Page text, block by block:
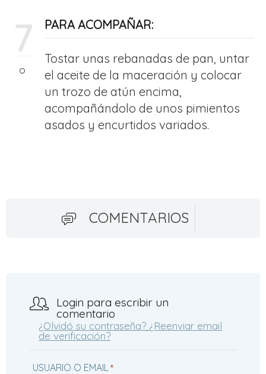
7 PARA ACOMPAÑAR:
Tostar unas rebanadas de pan, untar
el aceite de la maceración y colocar
un trozo de atún encima,
acompañándolo de unos pimientos
asados y encurtidos variados.
COMENTARIOS
Login para escribir un
comentario
¿Olvidó su contraseña? ¿Reenviar email
de verificación?
USUARIO O EMAIL *